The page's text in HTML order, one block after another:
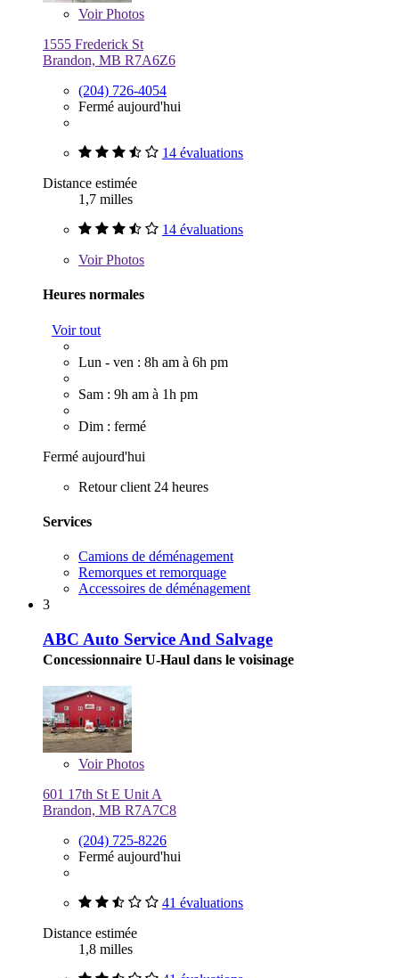
VoirPhotos
1555 Frederick St
Brandon, MB R7A6Z6
(204) 726-4054
Fermé aujourd'hui
14 évaluations
Distance estimée
1,7 milles
14 évaluations
VoirPhotos
Heures normales
Voir tout
Lun - ven : 8h am à 6h pm
Sam : 9h am à 1h pm
Dim : fermé
Fermé aujourd'hui
Retour client 24 heures
Services
Camions de déménagement
Remorques et remorquage
Accessoires de déménagement
3
ABC Auto Service And Salvage
Concessionnaire U-Haul dans le voisinage
VoirPhotos
601 17th St E Unit A
Brandon, MB R7A7C8
(204) 725-8226
Fermé aujourd'hui
41 évaluations
Distance estimée
1,8 milles